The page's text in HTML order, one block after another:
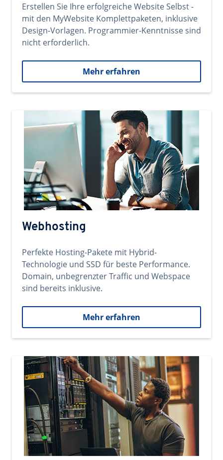
Erstellen Sie Ihre erfolgreiche Website Selbst -
mit den MyWebsite Komplettpaketen, inklusive
Design-Vorlagen. Programmier-Kenntnisse sind
nicht erforderlich.
Mehr erfahren
Webhosting
Perfekte Hosting-Pakete mit Hybrid-
Technologie und SSD für beste Performance.
Domain, unbegrenzter Traffic und Webspace
sind bereits inklusive.
Mehr erfahren